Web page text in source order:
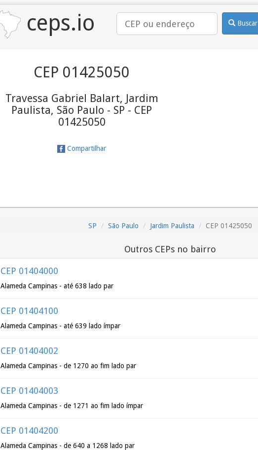
ceps.io Buscar
CEP 01425050
Travessa Gabriel Balart, Jardim
Paulista, São Paulo - SP - CEP
01425050
Compartilhar
SP São Paulo Jardim Paulista CEP 01425050
Outros CEPs no bairro
CEP 01404000
Alameda Campinas - até 638 lado par
CEP 01404100
Alameda Campinas - até 639 lado ímpar
CEP 01404002
Alameda Campinas - de 1270 ao fim lado par
CEP 01404003
Alameda Campinas - de 1271 ao fim lado ímpar
CEP 01404200
Alameda Campinas - de 640 a 1268 lado par